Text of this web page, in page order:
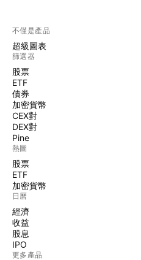
不僅是產品
超級圖表
篩選器
股票
ETF
債券
加密貨幣
CEX對
DEX對
Pine
熱圖
股票
ETF
加密貨幣
日曆
經濟
收益
股息
IPO
更多產品